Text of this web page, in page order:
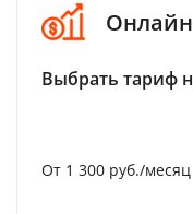
Выбрать тариф
От 1 300 руб./месяц